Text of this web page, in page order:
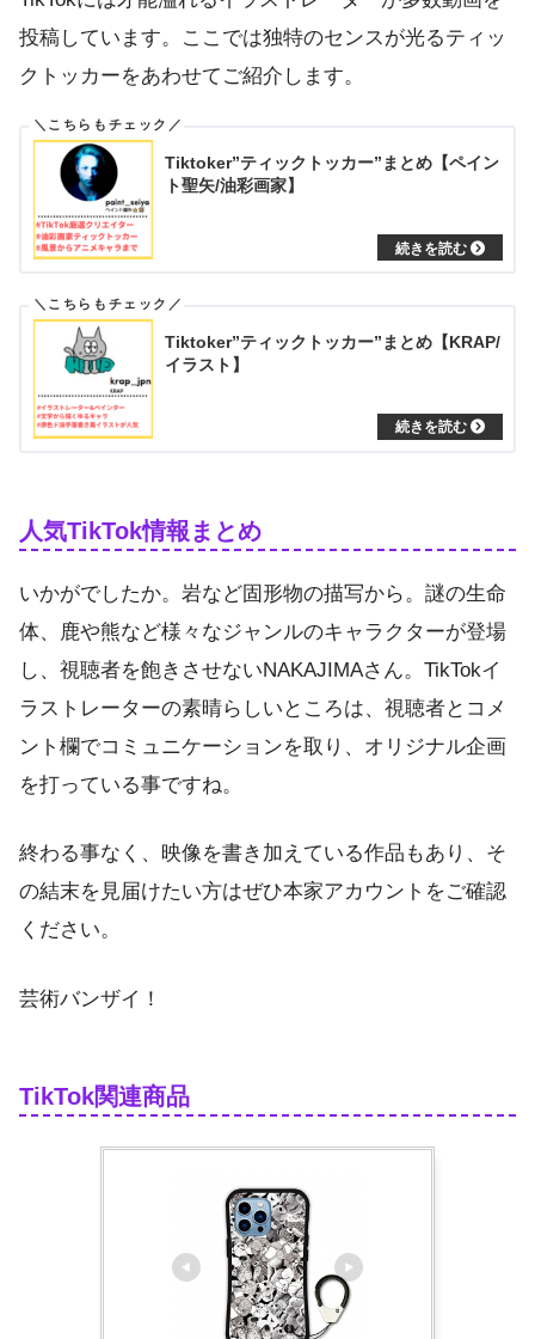
投稿しています。ここでは独特のセンスが光るティッ
クトッカーをあわせてご紹介します。
Tiktoker”ティックトッカー”まとめ【ペイン
ト聖矢/油彩画家】
Tiktoker”ティックトッカー”まとめ【KRAP/
イラスト】
人気TikTok情報まとめ
いかがでしたか。岩など固形物の描写から。謎の生命
体、鹿や熊など様々なジャンルのキャラクターが登場
し、視聴者を飽きさせないNAKAJIMAさん。TikTokイ
ラストレーターの素晴らしいところは、視聴者とコメ
ント欄でコミュニケーションを取り、オリジナル企画
を打っている事ですね。
終わる事なく、映像を書き加えている作品もあり、そ
の結末を見届けたい方はぜひ本家アカウントをご確認
ください。
芸術バンザイ！
TikTok関連商品